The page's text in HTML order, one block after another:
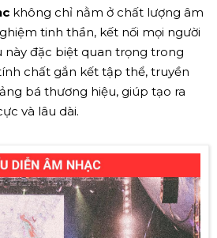
không chỉ nằm ở chất lượng âm
tinh thần, kết nối mọi người
này đặc biệt quan trọng trong
chất gắn kết tập thể, truyền
bá thương hiệu, giúp tạo ra
và lâu dài.